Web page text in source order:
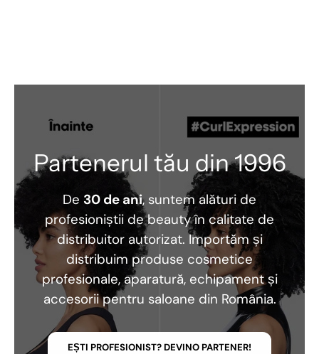
Partenerul tău din 1996
De 30 de ani, suntem alături de
profesioniștii de beauty în calitate de
distribuitor autorizat. Importăm și
distribuim produse cosmetice
profesionale, aparatură, echipament și
accesorii pentru saloane din România.
EȘTI PROFESIONIST? DEVINO PARTENER!